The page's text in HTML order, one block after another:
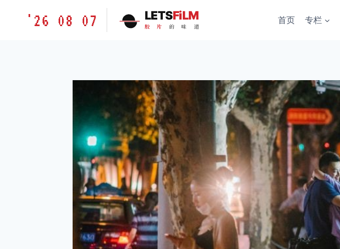
胶'26 08 07 LETSFiLM
胶 片 的 味 道
首页 专栏